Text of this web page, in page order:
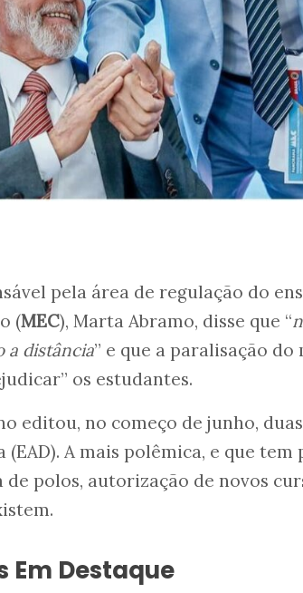
pela área de regulação do
(MEC), Marta Abramo, disse que “
a distância” e que a paralisação
os estudantes.
editou, no começo de junho,
(EAD). A mais polêmica, e que
polos, autorização de novos
Em Destaque